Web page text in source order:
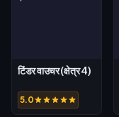
टिंडर वाउचर (क्षेत्र 4)
5.0